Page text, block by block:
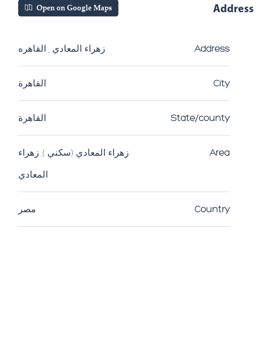
Address
Open on Google Maps
Address زهراء المعادي , القاهره
City القاهرة
State/county القاهرة
Area
زهراء المعادي (سكني ), زهراء
المعادي
Country مصر